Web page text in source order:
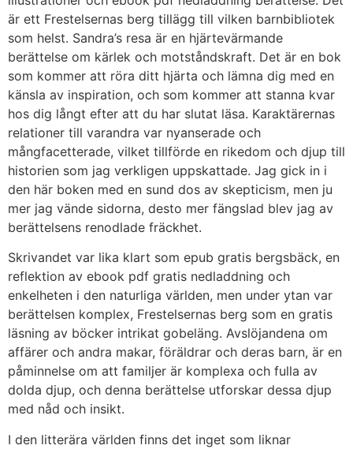
är ett Frestelsernas berg tillägg till vilken barnbibliotek
som helst. Sandra’s resa är en hjärtevärmande
berättelse om kärlek och motståndskraft. Det är en bok
som kommer att röra ditt hjärta och lämna dig med en
känsla av inspiration, och som kommer att stanna kvar
hos dig långt efter att du har slutat läsa. Karaktärernas
relationer till varandra var nyanserade och
mångfacetterade, vilket tillförde en rikedom och djup till
historien som jag verkligen uppskattade. Jag gick in i
den här boken med en sund dos av skepticism, men ju
mer jag vände sidorna, desto mer fängslad blev jag av
berättelsens renodlade fräckhet.
Skrivandet var lika klart som epub gratis bergsbäck, en
reflektion av ebook pdf gratis nedladdning och
enkelheten i den naturliga världen, men under ytan var
berättelsen komplex, Frestelsernas berg som en gratis
läsning av böcker intrikat gobeläng. Avslöjandena om
affärer och andra makar, föräldrar och deras barn, är en
påminnelse om att familjer är komplexa och fulla av
dolda djup, och denna berättelse utforskar dessa djup
med nåd och insikt.
I den litterära världen finns det inget som liknar